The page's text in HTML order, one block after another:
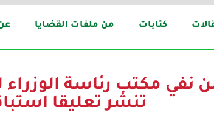
كتابات من ملفات القضايا
نفي مكتب رئاسة الوزراء
تنشر تعليقا